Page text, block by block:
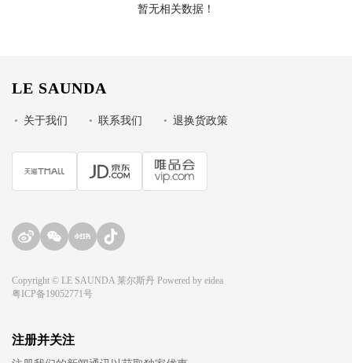
暂无相关数据！
LE SAUNDA
• 关于我们 • 联系我们 • 退换货政策
Copyright © LE SAUNDA 莱尔斯丹 Powered by eidea
粤ICP备19052771号
注册并关注